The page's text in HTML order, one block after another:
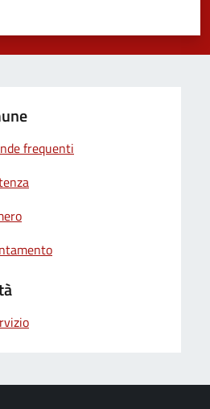
su 5
su 5
5
frequenti